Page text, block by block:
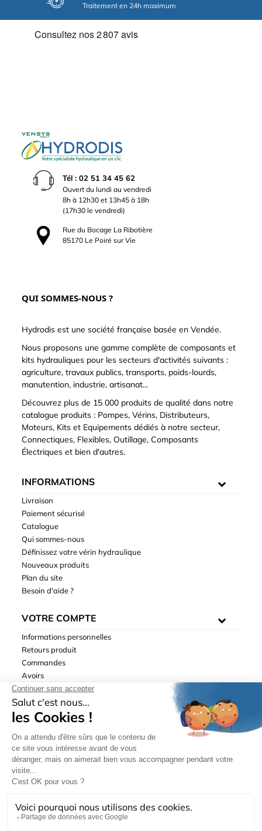
Traitement en 24h maximum
Tél : 02 51 34 45 62
Ouvert du lundi au vendredi
8h à 12h30 et 13h45 à 18h
(17h30 le vendredi)
Rue du Bocage La Ribotière
85170 Le Poiré sur Vie
QUI SOMMES-NOUS ?
Hydrodis est une société française basée en Vendée.
Nous proposons une gamme complète de composants et
kits hydrauliques pour les secteurs d'activités suivants :
agriculture, travaux publics, transports, poids-lourds,
manutention, industrie, artisanat...
Découvrez plus de 15 000 produits de qualité dans notre
catalogue produits : Pompes, Vérins, Distributeurs,
Moteurs, Kits et Equipements dédiés à notre secteur,
Connectiques, Flexibles, Outillage, Composants
Électriques et bien d'autres.
INFORMATIONS
Livraison
Paiement sécurisé
Catalogue
Qui sommes-nous
Définissez votre vérin hydraulique
Nouveaux produits
Plan du site
Besoin d'aide ?
VOTRE COMPTE
Informations personnelles
Retours produit
Commandes
Avoirs
Adresses
Bons de réduction
de ventes| © Hydrodis 2003-2026. Tous droits réservés